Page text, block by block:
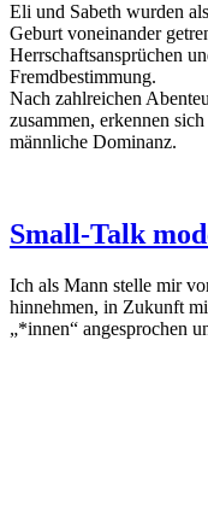
Eli und Sabeth wurden
Geburt voneinander
Herrschaftsansprüchen
Fremdbestimmung.
Nach zahlreichen
zusammen, erkennen
männliche Dominanz.
Small-Talk
Ich als Mann stelle mir
hinnehmen, in Zukunft
„*innen“ angesprochen